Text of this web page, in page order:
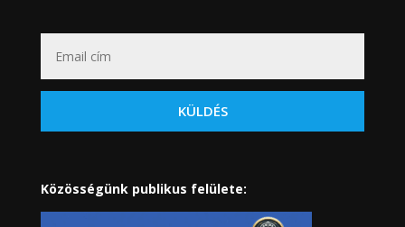
KÜLDÉS
Közösségünk publikus felülete: